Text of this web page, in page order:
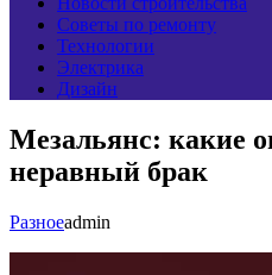
Советы по ремонту
Технологии
Электрика
Дизайн
Мезальянс: какие
неравный брак
Разноеadmin